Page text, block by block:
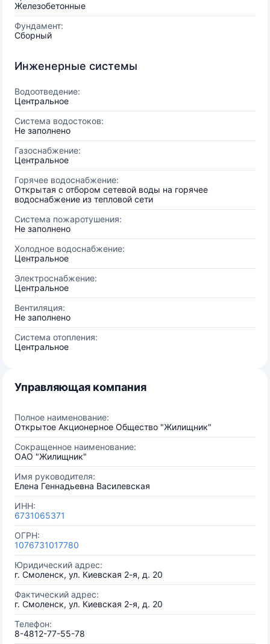
Железобетонные
Фундамент:
Сборный
Инженерные системы
Водоотведение:
Центральное
Система водостоков:
Не заполнено
Газоснабжение:
Центральное
Горячее водоснабжение:
Открытая с отбором сетевой воды на горячее
водоснабжение из тепловой сети
Система пожаротушения:
Не заполнено
Холодное водоснабжение:
Центральное
Электроснабжение:
Центральное
Вентиляция:
Не заполнено
Система отопления:
Центральное
Управляющая компания
Полное наименование:
Открытое Акционерное Общество "Жилищник"
Сокращенное наименование:
ОАО "Жилищник"
Имя руководителя:
Елена Геннадьевна Василевская
ИНН:
6731065371
ОГРН:
1076731017780
Юридический адрес:
г. Смоленск, ул. Киевская 2-я, д. 20
Фактический адрес:
г. Смоленск, ул. Киевская 2-я, д. 20
Телефон:
8-4812-77-55-78